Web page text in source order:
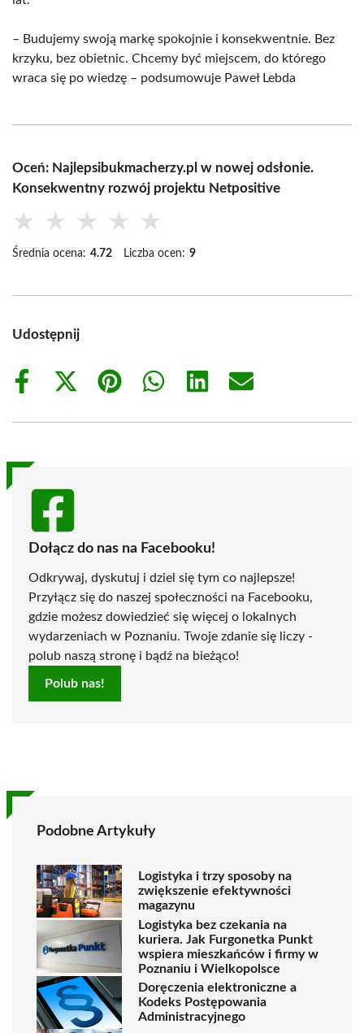
– Budujemy swoją markę spokojnie i konsekwentnie. Bez
krzyku, bez obietnic. Chcemy być miejscem, do którego
wraca się po wiedzę – podsumowuje Paweł Lebda
Oceń: Najlepsibukmacherzy.pl w nowej odsłonie.
Konsekwentny rozwój projektu Netpositive
★ ★ ★ ★ ★
Średnia ocena: 4.72 Liczba ocen: 9
Udostępnij
Share
Share
(Twitter)
Share
Share
Share
Share
Dołącz do nas na Facebooku!
Odkrywaj, dyskutuj i dziel się tym co najlepsze!
Przyłącz się do naszej społeczności na Facebooku,
gdzie możesz dowiedzieć się więcej o lokalnych
wydarzeniach w Poznaniu. Twoje zdanie się liczy -
polub naszą stronę i bądź na bieżąco!
Polub nas!
Podobne Artykuły
Logistyka i trzy sposoby na
zwiększenie efektywności
magazynu
Logistyka bez czekania na
kuriera. Jak Furgonetka Punkt
wspiera mieszkańców i firmy w
Poznaniu i Wielkopolsce
Doręczenia elektroniczne a
Kodeks Postępowania
Administracyjnego